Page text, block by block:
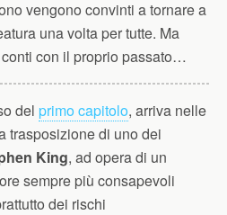
vengono convinti a tornare a
una volta per tutte. Ma
con il proprio passato…
del primo capitolo, arriva nelle
trasposizione di uno dei
King, ad opera di un
sempre più consapevoli
dei rischi